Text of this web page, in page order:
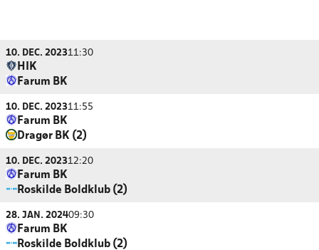
10. DEC. 202311:30
HIK
Farum BK
10. DEC. 202311:55
Farum BK
Dragør BK (2)
10. DEC. 202312:20
Farum BK
Roskilde Boldklub (2)
28. JAN. 202409:30
Farum BK
Roskilde Boldklub (2)